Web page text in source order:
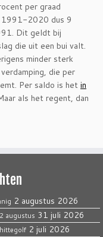
per graad
1991-2020 dus 9
Dit geldt bij
die uit een bui valt.
minder sterk
die per
Per saldo is het in
als het regent, dan
2 augustus 2026
augustus 31 juli 2026
2 juli 2026